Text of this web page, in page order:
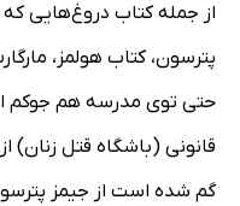
از جمله کتاب دروغ‌هایی
پترسون، کتاب هولمز،
حتی توی مدرسه هم جوکم
قانونی (باشگاه قتل زنان)
گم شده است از جیمز